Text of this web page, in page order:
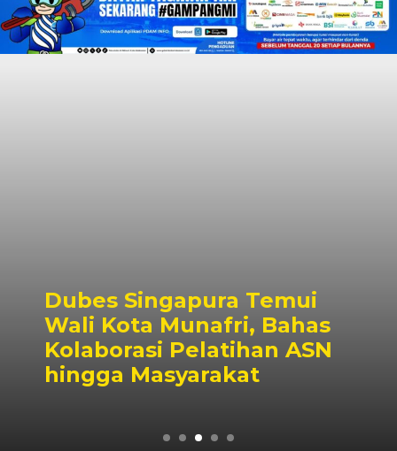
Dubes Singapura Temui
Wali Kota Munafri, Bahas
Kolaborasi Pelatihan ASN
hingga Masyarakat